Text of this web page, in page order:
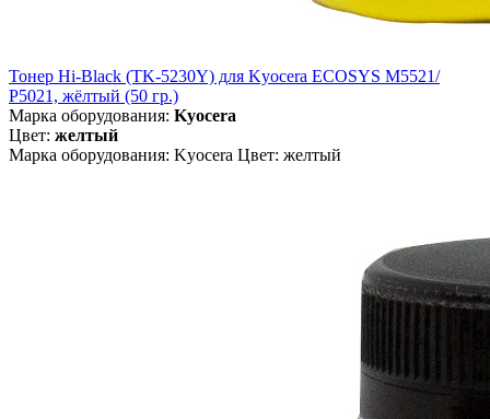
Тонер Hi-Black (TK-5230Y) для Kyocera ECOSYS M5521/
P5021, жёлтый (50 гр.)
Марка оборудования: Kyocera
Цвет: желтый
Марка оборудования: Kyocera Цвет: желтый